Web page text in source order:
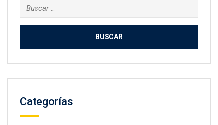
Buscar:
Categorías